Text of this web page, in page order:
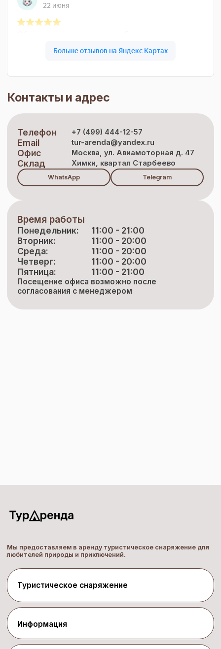
Контакты и адрес
Телефон +7 (499) 444-12-57
Email tur-arenda@yandex.ru
Офис Москва, ул. Авиамоторная д. 47
Склад Химки, квартал Старбеево
WhatsApp Telegram
Время работы
Понедельник:
11:00 - 21:00
Вторник:
11:00 - 20:00
Среда:
11:00 - 20:00
Четверг:
11:00 - 20:00
Пятница:
11:00 - 21:00
Посещение офиса возможно после
согласования с менеджером
Мы предоставляем в аренду туристическое снаряжение для
любителей природы и приключений.
Туристическое снаряжение
Спальники
Рюкзаки
Костровое оборудование
Газовое оборудование
Байдарки
Лодки с мотором
Информация
Прайс-лист
Акции